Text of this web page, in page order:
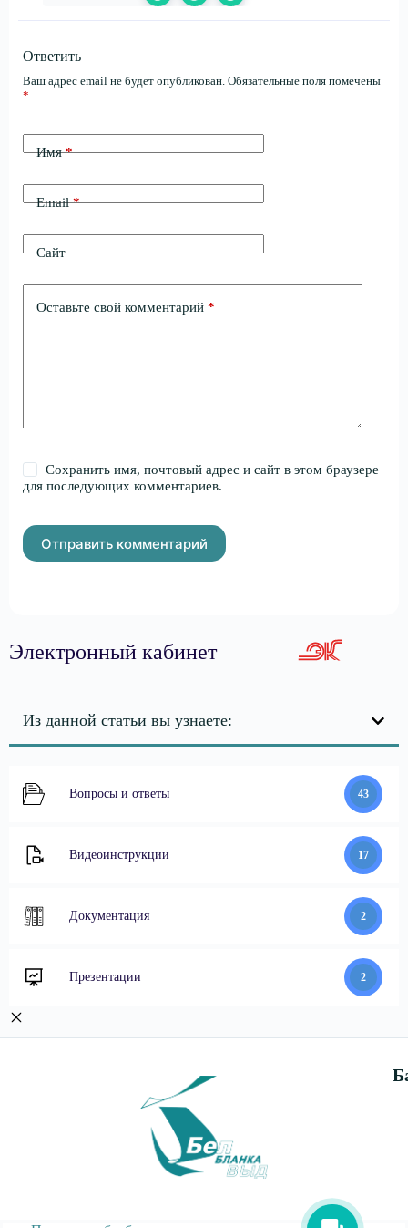
Ответить
Ваш адрес email не будет опубликован. Обязательные поля помечены
*
Имя*
Email*
Сайт
Оставьте свой комментарий *
Сохранить имя, почтовый адрес и сайт в этом браузере
для последующих комментариев.
Отправить комментарий
Электронный кабинет
Из данной статьи вы узнаете:
Вопросы и ответы 43
Видеоинструкции 17
Документация 2
Презентации 2